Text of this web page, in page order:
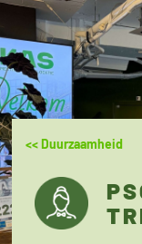
<< Duurzaamheid